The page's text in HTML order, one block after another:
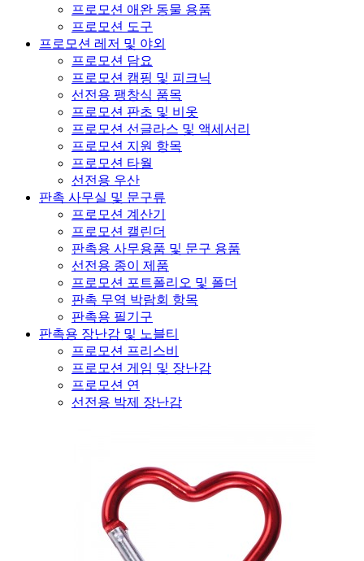
프로모션 애완 동물 용품
프로모션 도구
프로모션 레저 및 야외
프로모션 담요
프로모션 캠핑 및 피크닉
선전용 팽창식 품목
프로모션 판초 및 비옷
프로모션 선글라스 및 액세서리
프로모션 지원 항목
프로모션 타월
선전용 우산
판촉 사무실 및 문구류
프로모션 계산기
프로모션 캘린더
판촉용 사무용품 및 문구 용품
선전용 종이 제품
프로모션 포트폴리오 및 폴더
판촉 무역 박람회 항목
판촉용 필기구
판촉용 장난감 및 노블티
프로모션 프리스비
프로모션 게임 및 장난감
프로모션 연
선전용 박제 장난감